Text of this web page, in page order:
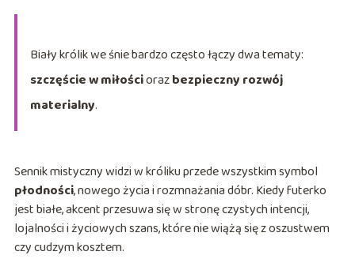
Biały królik we śnie bardzo często łączy dwa tematy:
szczęście w miłościorazbezpieczny rozwój
materialny.
Sennik mistyczny widzi w króliku przede wszystkim symbol
płodności, nowego życia i rozmnażania dóbr. Kiedy futerko
jest białe, akcent przesuwa się w stronę czystych intencji,
lojalności i życiowych szans, które nie wiążą się z oszustwem
czy cudzym kosztem.